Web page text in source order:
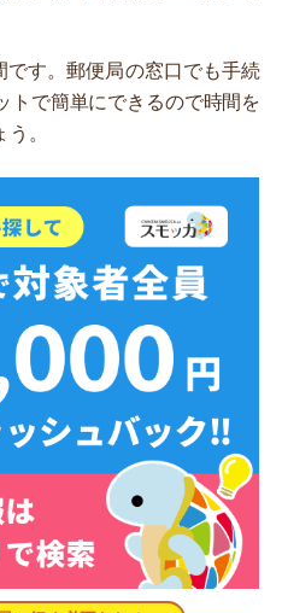
す。郵便局の窓口でも手続
トで簡単にできるので時間を
。